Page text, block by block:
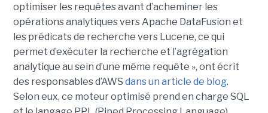
optimiser les requêtes avant d’acheminer les
opérations analytiques vers Apache DataFusion et
les prédicats de recherche vers Lucene, ce qui
permet d’exécuter la recherche et l’agrégation
analytique au sein d’une même requête », ont écrit
des responsables d’AWS dans un article de blog.
Selon eux, ce moteur optimisé prend en charge SQL